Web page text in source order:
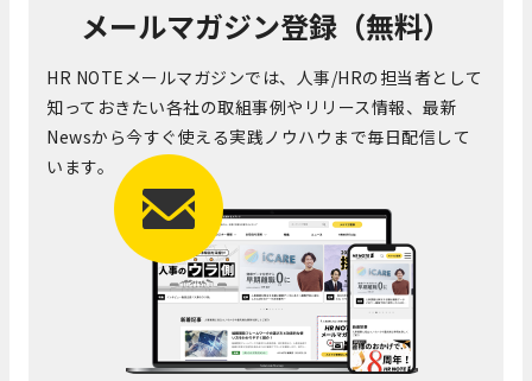
メールマガジン登録（無料）
HR NOTEメールマガジンでは、人事/HRの担当者として
知っておきたい各社の取組事例やリリース情報、最新
Newsから今すぐ使える実践ノウハウまで毎日配信して
います。